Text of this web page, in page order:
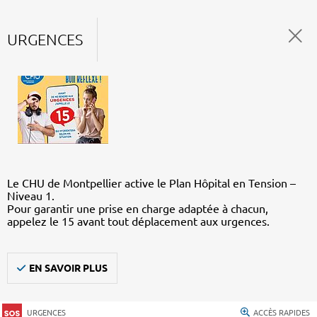
URGENCES
Le CHU de Montpellier active le Plan Hôpital en Tension –
Niveau 1.
Pour garantir une prise en charge adaptée à chacun,
appelez le 15 avant tout déplacement aux urgences.
EN SAVOIR PLUS
URGENCES ACCÈS RAPIDES